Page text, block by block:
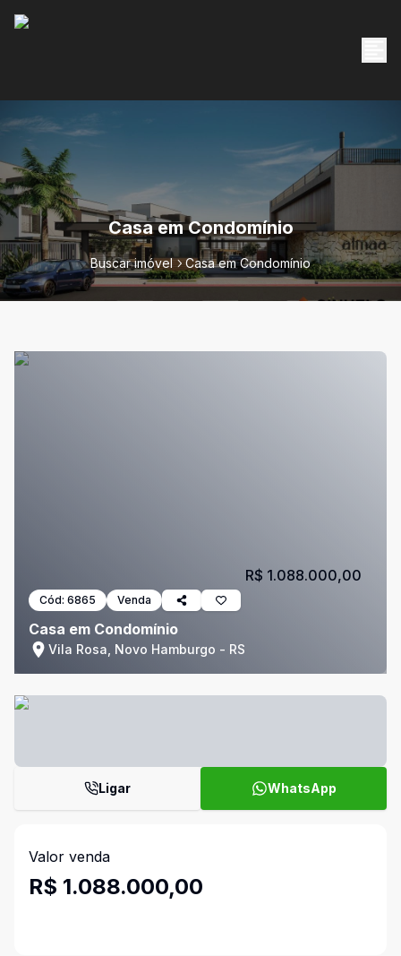
Casa em Condomínio
Buscar imóvel Casa em Condomínio
Cód: 6865 Venda
Casa em Condomínio
Vila Rosa, Novo Hamburgo - RS
R$ 1.088.000,00
Ligar WhatsApp
Valor venda
R$ 1.088.000,00